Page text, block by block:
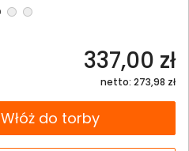
337,00 zł
netto: 273,98 zł
Włóż do torby